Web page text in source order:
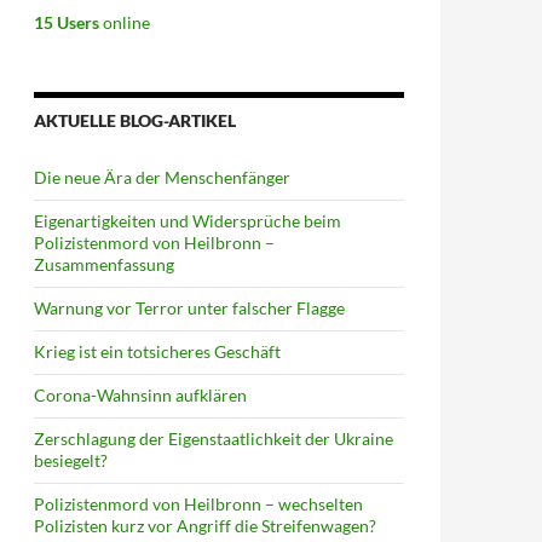
15 Usersonline
AKTUELLE BLOG-ARTIKEL
Die neue Ära der Menschenfänger
Eigenartigkeiten und Widersprüche beim
Polizistenmord von Heilbronn –
Zusammenfassung
Warnung vor Terror unter falscher Flagge
Krieg ist ein totsicheres Geschäft
Corona-Wahnsinn aufklären
Zerschlagung der Eigenstaatlichkeit der Ukraine
besiegelt?
Polizistenmord von Heilbronn – wechselten
Polizisten kurz vor Angriff die Streifenwagen?